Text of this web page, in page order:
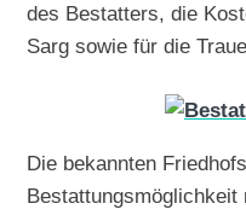
des Bestatters, die
Sarg sowie für die
Die bekannten